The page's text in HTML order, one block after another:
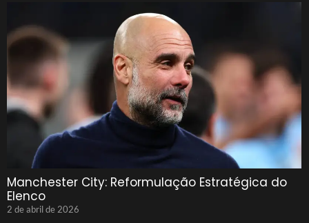
Manchester City: Reformulação Estratégica do
Elenco
2 de abril de 2026